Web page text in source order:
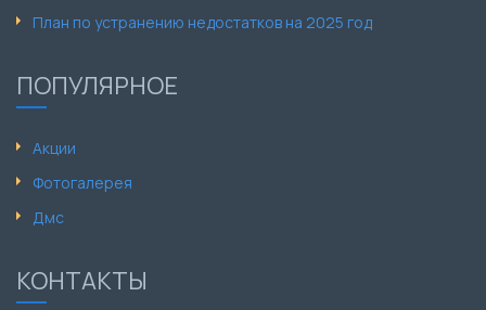
План по устранению недостатков на 2025 год
ПОПУЛЯРНОЕ
Акции
Фотогалерея
Дмс
КОНТАКТЫ